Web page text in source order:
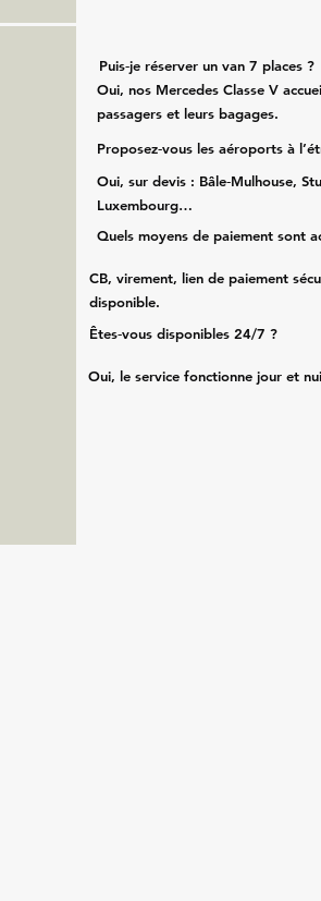
Puis‑je réserver un van 7 places ?
Oui, nos Mercedes Classe V
passagers et leurs bagages.
Proposez‑vous les aéroports à
Oui, sur devis : Bâle‑Mulhouse,
Luxembourg…
Quels moyens de paiement sont
CB, virement, lien de paiement
disponible.
Êtes‑vous disponibles 24/7 ?
Oui, le service fonctionne jour et